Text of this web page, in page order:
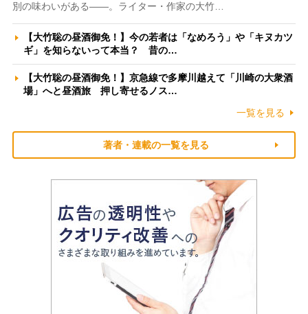
別の味わいがある――。ライター・作家の大竹…
【大竹聡の昼酒御免！】今の若者は「なめろう」や「キヌカツ
ギ」を知らないって本当？ 昔の…
【大竹聡の昼酒御免！】京急線で多摩川越えて「川崎の大衆酒
場」へと昼酒旅 押し寄せるノス…
一覧を見る
著者・連載の一覧を見る